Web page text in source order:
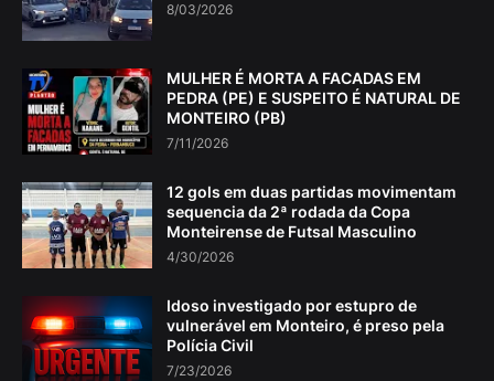
8/03/2026
MULHER É MORTA A FACADAS EM
PEDRA (PE) E SUSPEITO É NATURAL DE
MONTEIRO (PB)
7/11/2026
12 gols em duas partidas movimentam
sequencia da 2ª rodada da Copa
Monteirense de Futsal Masculino
4/30/2026
Idoso investigado por estupro de
vulnerável em Monteiro, é preso pela
Polícia Civil
7/23/2026